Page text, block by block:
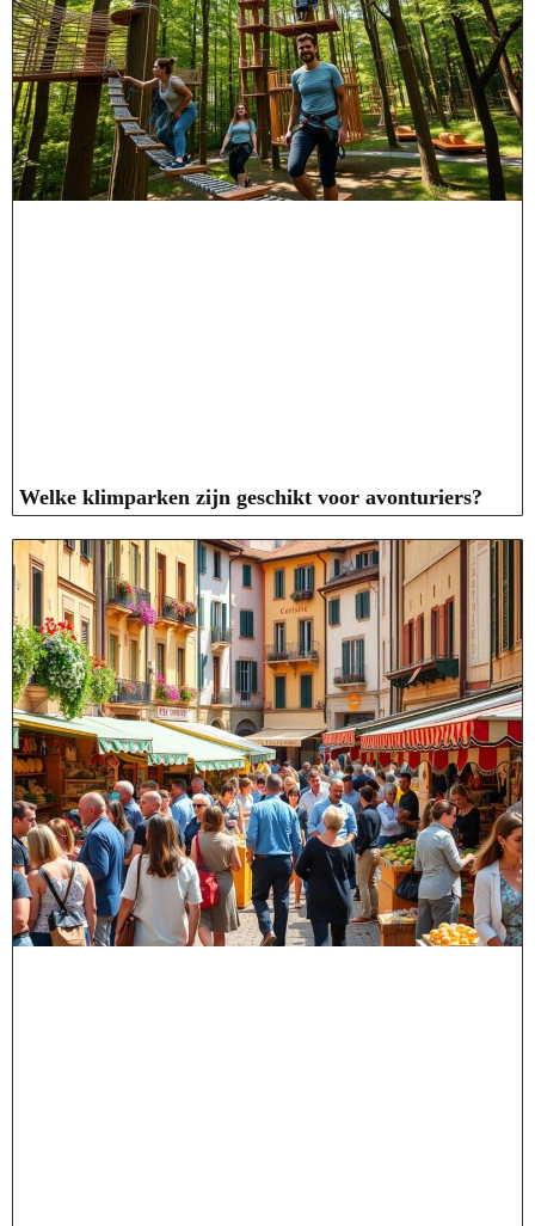
Welke klimparken zijn geschikt voor avonturiers?